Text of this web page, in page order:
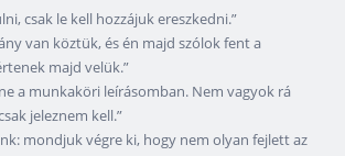
csak le kell hozzájuk ereszkedni.”
van köztük, és én majd szólok fent a
majd velük.”
a munkaköri leírásomban. Nem vagyok rá
jeleznem kell.”
mondjuk végre ki, hogy nem olyan fejlett az